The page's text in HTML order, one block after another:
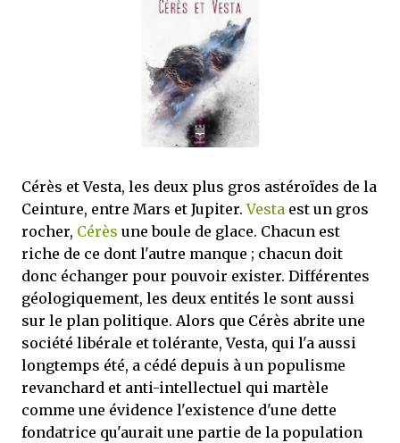
que Thomas connaissait et appréciait Olivier. Marlowe découvre une ville qu’il
ne connaissait pas, habitée par la méfiance, la peur et le rigorisme de la Ligue,
une ville pleine de mystères et de vieilles rancœurs. La Dame d...
Cérès et Vesta, les deux plus gros astéroïdes de la
Ceinture, entre Mars et Jupiter.Vesta est un gros
rocher, Cérès une boule de glace. Chacun est
riche de ce dont l'autre manque ; chacun doit
donc échanger pour pouvoir exister. Différentes
géologiquement, les deux entités le sont aussi
sur le plan politique. Alors que Cérès abrite une
société libérale et tolérante, Vesta, qui l'a aussi
longtemps été, a cédé depuis à un populisme
revanchard et anti-intellectuel qui martèle
comme une évidence l'existence d'une dette
fondatrice qu'aurait une partie de la population